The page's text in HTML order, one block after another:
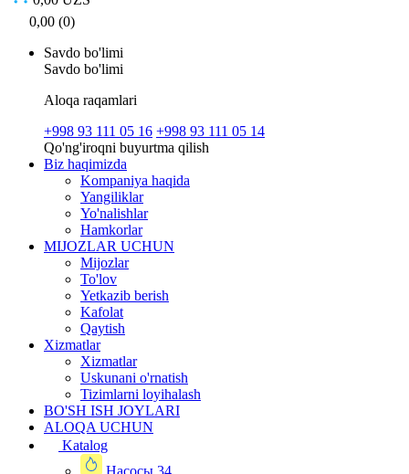
0,00 (0)
Savdo bo'limi
Savdo bo'limi
Aloqa raqamlari
+998 93 111 05 16 +998 93 111 05 14
Qo'ng'iroqni buyurtma qilish
Biz haqimizda
Kompaniya haqida
Yangiliklar
Yo'nalishlar
Hamkorlar
MIJOZLAR UCHUN
Mijozlar
To'lov
Yetkazib berish
Kafolat
Qaytish
Xizmatlar
Xizmatlar
Uskunani o'rnatish
Tizimlarni loyihalash
BO'SH ISH JOYLARI
ALOQA UCHUN
Katalog